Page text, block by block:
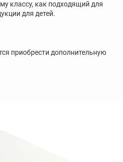
классу, как подходящий для
для детей.
приобрести дополнительную